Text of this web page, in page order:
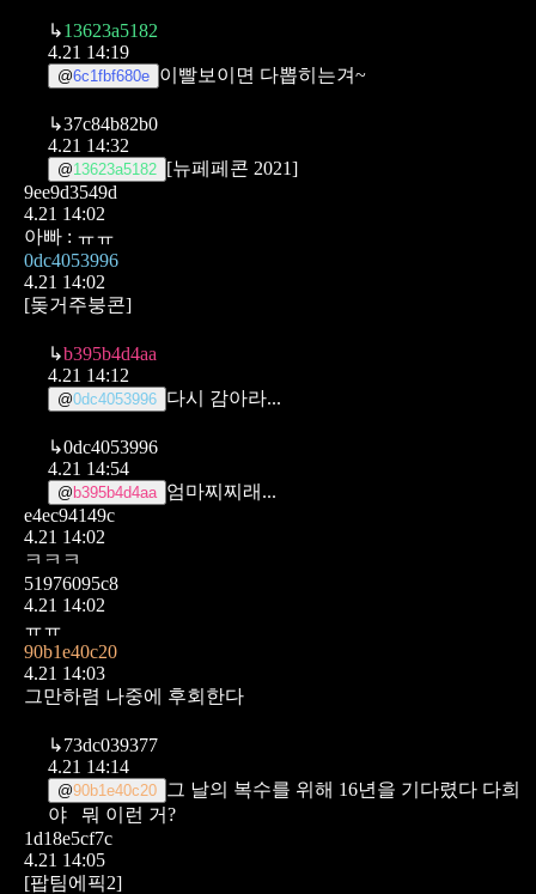
↳13623a5182
4.21 14:19
@6c1fbf680e 이빨보이면 다뽑히는겨~
↳37c84b82b0
4.21 14:32
@13623a5182 [뉴페페콘 2021]
9ee9d3549d
4.21 14:02
아빠 : ㅠㅠ
0dc4053996
4.21 14:02
[돚거주붕콘]
↳b395b4d4aa
4.21 14:12
@0dc4053996 다시 감아라...
↳0dc4053996
4.21 14:54
@ b395b4d4aa 엄마찌찌래...
e4ec94149c
4.21 14:02
ㅋㅋㅋ
51976095c8
4.21 14:02
ㅠㅠ
90b1e40c20
4.21 14:03
그만하렴 나중에 후회한다
↳73dc039377
4.21 14:14
@90b1e40c20
그 날의 복수를 위해 16년을 기다렸다 다희
야
뭐 이런 거?
1d18e5cf7c
4.21 14:05
[팝팀에픽2]